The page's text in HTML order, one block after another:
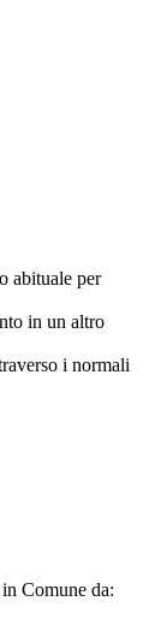
abituale per
in un altro
i normali
Comune da: